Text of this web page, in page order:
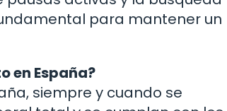
para mantener un
en España?
siempre y cuando se